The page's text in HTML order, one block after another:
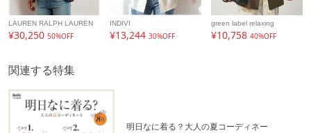
LAUREN RALPH LAUREN
¥30,250 50%OFF
INDIVI
¥13,24430%OFF
green label relaxing
¥10,75840%OFF
関連する特集
明日なに着る？大人の夏コーディネー